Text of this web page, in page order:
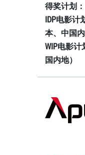
得奖计划：
IDP电影计
本、中国内
WIP电影
国内地）